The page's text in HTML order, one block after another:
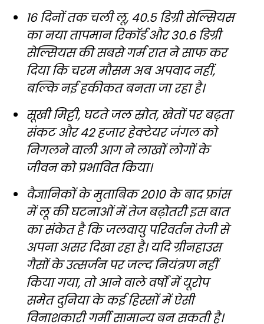
16 दिनों तक चली लू, 40.5 डिग्री सेल्सियस
का नया तापमान रिकॉर्ड और 30.6 डिग्री
सेल्सियस की सबसे गर्म रात ने साफ कर
दिया कि चरम मौसम अब अपवाद नहीं,
बल्कि नई हकीकत बनता जा रहा है।
सूखी मिट्टी, घटते जल स्रोत, खेतों पर बढ़ता
संकट और 42 हजार हेक्टेयर जंगल को
निगलने वाली आग ने लाखों लोगों के
जीवन को प्रभावित किया।
वैज्ञानिकों के मुताबिक 2010 के बाद फ्रांस
में लू की घटनाओं में तेज बढ़ोतरी इस बात
का संकेत है कि जलवायु परिवर्तन तेजी से
अपना असर दिखा रहा है। यदि ग्रीनहाउस
गैसों के उत्सर्जन पर जल्द नियंत्रण नहीं
किया गया, तो आने वाले वर्षों में यूरोप
समेत दुनिया के कई हिस्सों में ऐसी
विनाशकारी गर्मी सामान्य बन सकती है।